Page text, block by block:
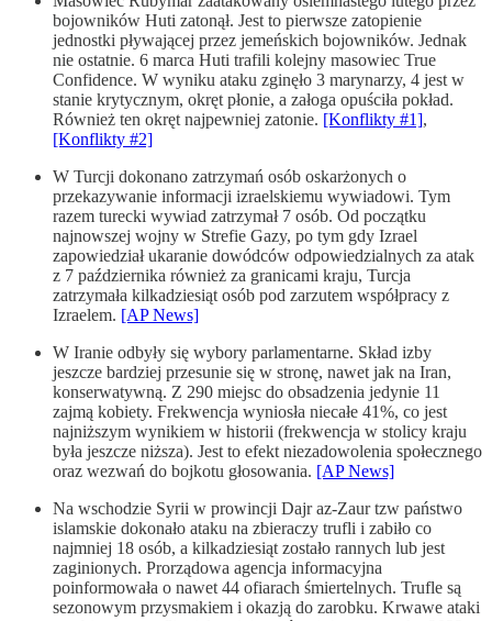
bojowników Huti zatonął. Jest to pierwsze zatopienie
jednostki pływającej przez jemeńskich bojowników. Jednak
nie ostatnie. 6 marca Huti trafili kolejny masowiec True
Confidence. W wyniku ataku zginęło 3 marynarzy, 4 jest w
stanie krytycznym, okręt płonie, a załoga opuściła pokład.
Również ten okręt najpewniej zatonie. [Konflikty #1],
[Konflikty #2]
W Turcji dokonano zatrzymań osób oskarżonych o
przekazywanie informacji izraelskiemu wywiadowi. Tym
razem turecki wywiad zatrzymał 7 osób. Od początku
najnowszej wojny w Strefie Gazy, po tym gdy Izrael
zapowiedział ukaranie dowódców odpowiedzialnych za atak
z 7 października również za granicami kraju, Turcja
zatrzymała kilkadziesiąt osób pod zarzutem współpracy z
Izraelem. [AP News]
W Iranie odbyły się wybory parlamentarne. Skład izby
jeszcze bardziej przesunie się w stronę, nawet jak na Iran,
konserwatywną. Z 290 miejsc do obsadzenia jedynie 11
zajmą kobiety. Frekwencja wyniosła niecałe 41%, co jest
najniższym wynikiem w historii (frekwencja w stolicy kraju
była jeszcze niższa). Jest to efekt niezadowolenia społecznego
oraz wezwań do bojkotu głosowania. [AP News]
Na wschodzie Syrii w prowincji Dajr az-Zaur tzw państwo
islamskie dokonało ataku na zbieraczy trufli i zabiło co
najmniej 18 osób, a kilkadziesiąt zostało rannych lub jest
zaginionych. Prorządowa agencja informacyjna
poinformowała o nawet 44 ofiarach śmiertelnych. Trufle są
sezonowym przysmakiem i okazją do zarobku. Krwawe ataki